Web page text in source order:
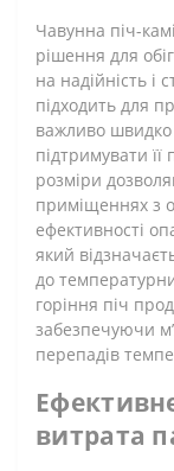
Чавунна піч-
рішення для
на надійність і
підходить для
важливо швидко
підтримувати
розміри
приміщеннях з
ефективності
який
до
горіння піч
забезпечуючи
перепадів
витрата